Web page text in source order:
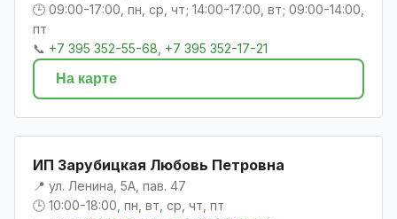
🕒 09:00-17:00, пн, ср, чт; 14:00-17:00, вт; 09:00-14:00,
пт
📞 +7 395 352-55-68, +7 395 352-17-21
На карте
ИП Зарубицкая Любовь Петровна
📍 ул. Ленина, 5А, пав. 47
🕒 10:00-18:00, пн, вт, ср, чт, пт